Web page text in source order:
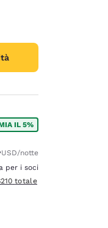
IL 5%
USD/notte
per i soci
i dettagli totali
totale